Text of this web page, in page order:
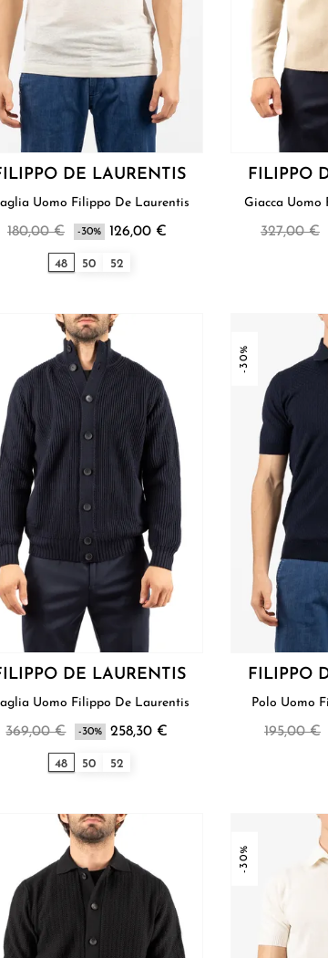
DE LAURENTIS
Maglia Uomo Filippo De Laurentis
180,00 € -30% 126,00 €
48 50 52
FILIPPO
327,00 €
DE LAURENTIS
Maglia Uomo Filippo De Laurentis
369,00 € -30% 258,30 €
48 50 52
-30%
FILIPPO
195,00 €
-30%